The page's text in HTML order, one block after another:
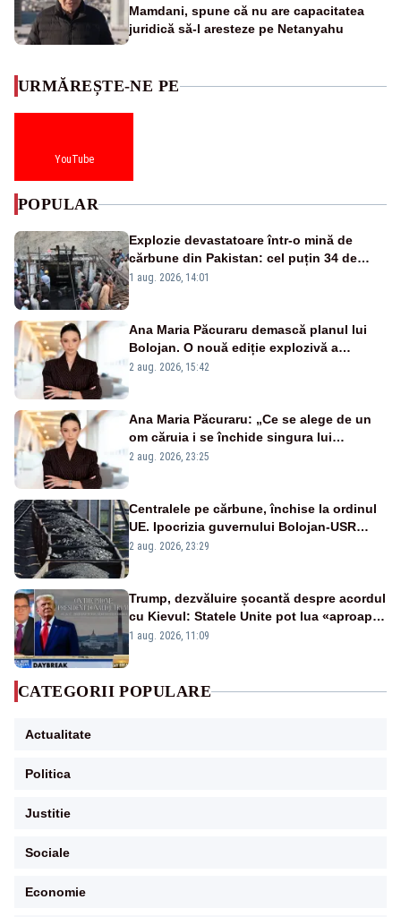
Mamdani, spune că nu are capacitatea
juridică să-l aresteze pe Netanyahu
URMĂREȘTE-NE PE
YouTube
POPULAR
Explozie devastatoare într-o mină de
cărbune din Pakistan: cel puțin 34 de
morți - VIDEO
1 aug. 2026, 14:01
Ana Maria Păcuraru demască planul lui
Bolojan. O nouă ediție explozivă a
emisiunii „Miza Zilei” la Realitatea PLUS
2 aug. 2026, 15:42
Ana Maria Păcuraru: „Ce se alege de un
om căruia i se închide singura lui
portiță?”
2 aug. 2026, 23:25
Centralele pe cărbune, închise la ordinul
UE. Ipocrizia guvernului Bolojan-USR
după starea de alertă
2 aug. 2026, 23:29
Trump, dezvăluire șocantă despre acordul
cu Kievul: Statele Unite pot lua «aproape
tot ce vor» din minele Ucrainei”
1 aug. 2026, 11:09
CATEGORII POPULARE
Actualitate
Politica
Justitie
Sociale
Economie